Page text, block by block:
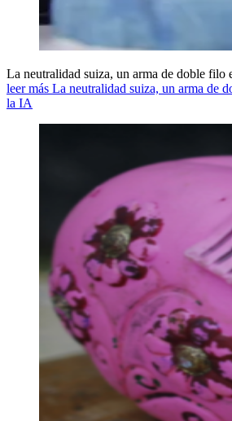
La neutralidad suiza, un arma de doble filo
leer más La neutralidad suiza, un arma de
la IA